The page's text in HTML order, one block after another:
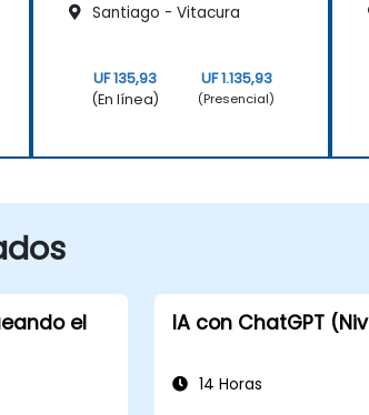
Santiago - Vitacura
UF 135,93
(En línea)
UF 1.135,93
(Presencial)
el
IA con ChatGPT
14 Horas